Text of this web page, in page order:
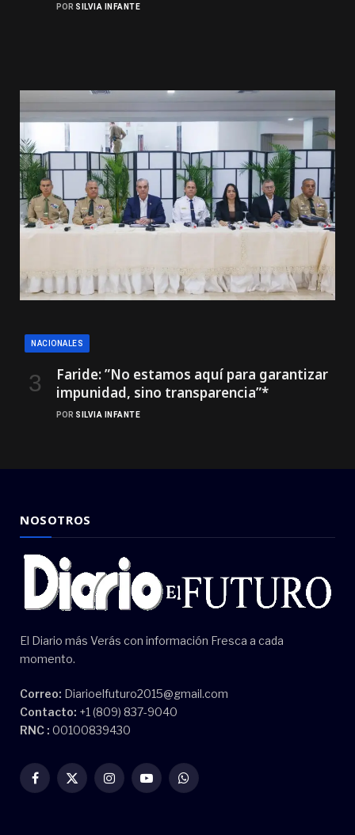
POR SILVIA INFANTE
NACIONALES
Faride: ”No estamos aquí para garantizar
impunidad, sino transparencia”*
POR SILVIA INFANTE
NOSOTROS
El Diario más Verás con información Fresca a cada
momento.
Correo: Diarioelfuturo2015@gmail.com
Contacto: +1 (809) 837-9040
RNC : 00100839430
Facebook
X
InstagramYouTubeWhatsApp